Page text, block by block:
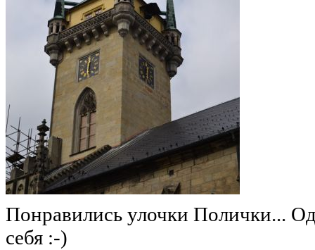
Понравились улочки Полички...
себя :-)